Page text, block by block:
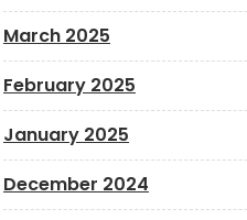
March 2025
February 2025
January 2025
December 2024